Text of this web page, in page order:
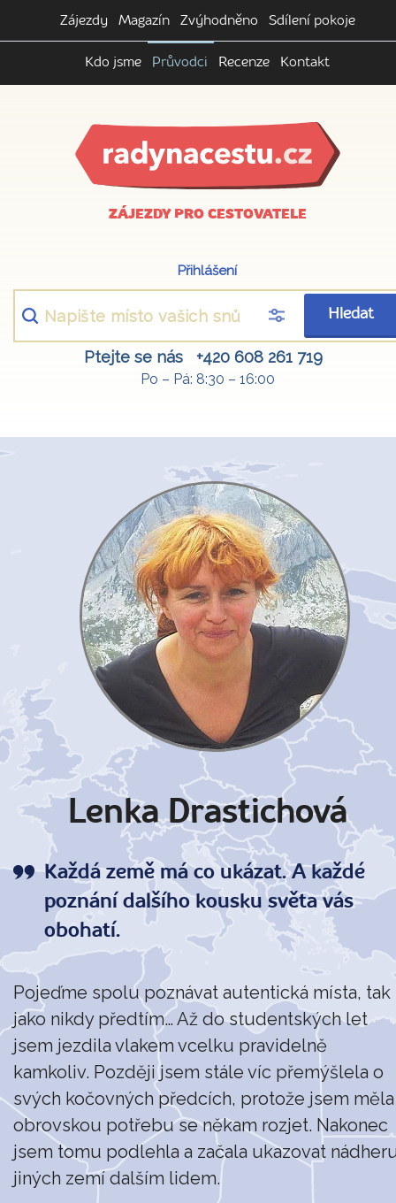
Zájezdy Magazín Zvýhodněno Sdílení pokoje
Kdo jsme Průvodci Recenze Kontakt
ZÁJEZDY PRO CESTOVATELE
Přihlášení
Hledat
Ptejte se nás +420 608 261 719
Po – Pá: 8:30 – 16:00
Lenka Drastichová
Každá země má co ukázat. A každé
poznání dalšího kousku světa vás
obohatí.
Pojeďme spolu poznávat autentická místa, tak
jako nikdy předtím… Až do studentských let
jsem jezdila vlakem vcelku pravidelně
kamkoliv. Později jsem stále víc přemýšlela o
svých kočovných předcích, protože jsem měla
obrovskou potřebu se někam rozjet. Nakonec
jsem tomu podlehla a začala ukazovat
jiných zemí dalším lidem.